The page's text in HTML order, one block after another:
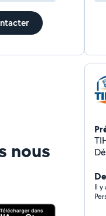
nous
Il y